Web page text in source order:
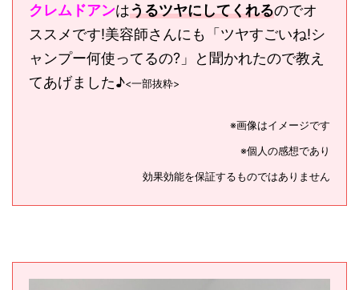
クレムドアンはうるツヤにしてくれるのでオ
ススメです!美容師さんにも「ツヤすごいね!シ
ャンプー何使ってるの?」と聞かれたので教え
てあげました♪<一部抜粋>
※画像はイメージです
※個人の感想であり
効果効能を保証するものではありません